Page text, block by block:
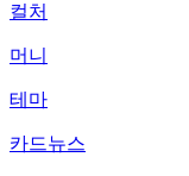
컬처
머니
테마
카드뉴스